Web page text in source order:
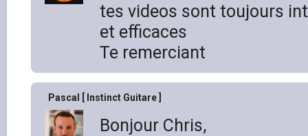
tes videos sont toujours
et efficaces
Te remerciant
Pascal [ Instinct Guitare ]
Bonjour Chris,